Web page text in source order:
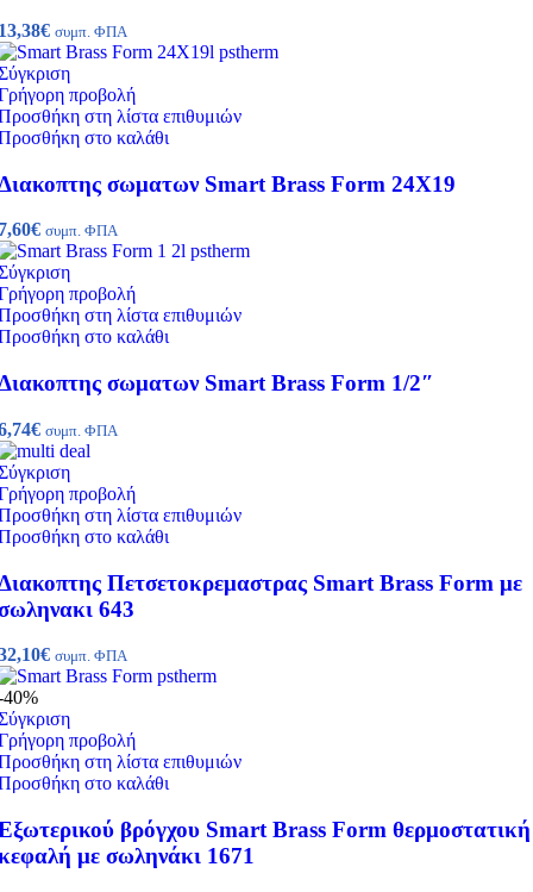
€ συμπ. ΦΠΑ
προβολή
στη λίστα επιθυμιών
στο καλάθι
σωματων Smart Brass Form 24Χ19
€ συμπ. ΦΠΑ
προβολή
στη λίστα επιθυμιών
στο καλάθι
σωματων Smart Brass Form 1/2″
€ συμπ. ΦΠΑ
προβολή
στη λίστα επιθυμιών
στο καλάθι
Πετσετοκρεμαστρας Smart Brass Form με
643
€ συμπ. ΦΠΑ
40%
προβολή
στη λίστα επιθυμιών
στο καλάθι
βρόγχου Smart Brass Form θερμοστατική
με σωληνάκι 1671